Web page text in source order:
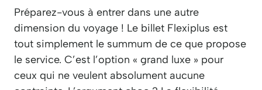
Préparez-vous à entrer dans une autre
dimension du voyage ! Le billet Flexiplus est
tout simplement le summum de ce que propose
le service. C’est l’option « grand luxe » pour
ceux qui ne veulent absolument aucune